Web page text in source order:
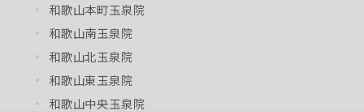
和歌山本町玉泉院
和歌山南玉泉院
和歌山北玉泉院
和歌山東玉泉院
和歌山中央玉泉院